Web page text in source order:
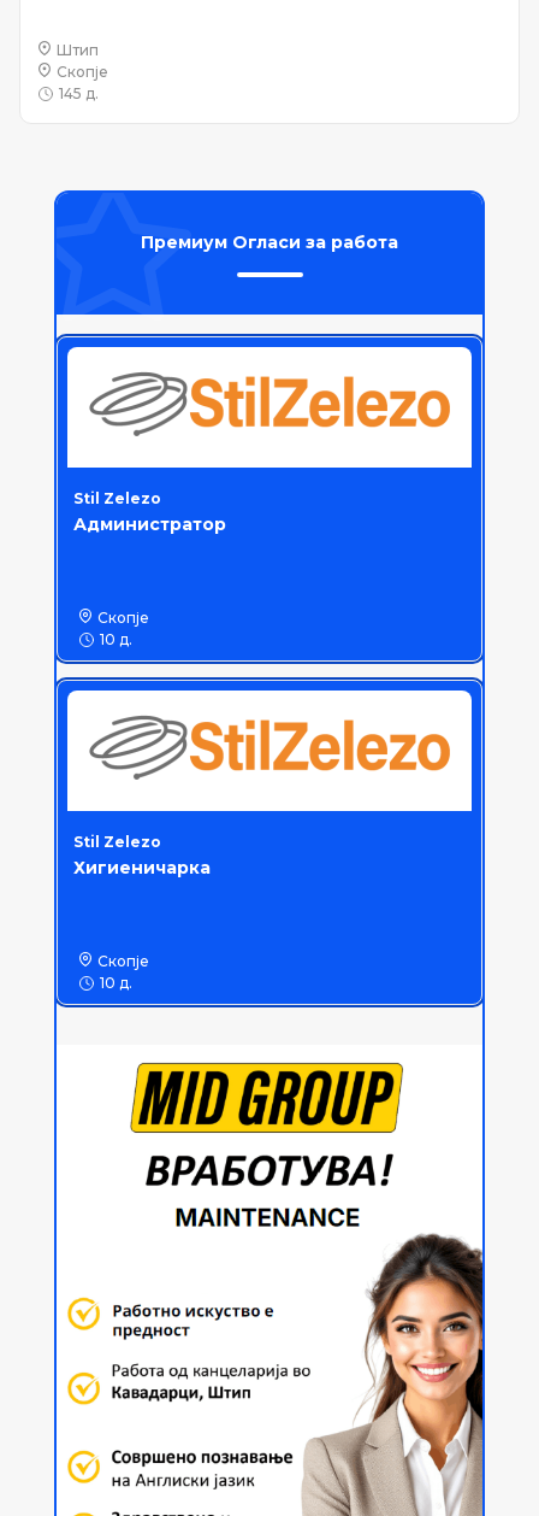
Штип
Скопје
145 д.
Премиум Огласи за работа
Stil Zelezo
Администратор
Скопје
10 д.
Stil Zelezo
Хигиеничарка
Скопје
10 д.